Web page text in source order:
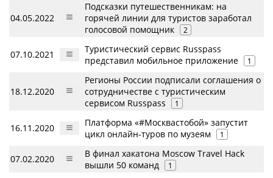
04.05.2022
Подсказки путешественникам: на
горячей линии для туристов заработал
голосовой помощник
2
07.10.2021
Туристический сервис Russpass
представил мобильное приложение
1
18.12.2020
Регионы России подписали соглашения о
сотрудничестве с туристическим
сервисом Russpass
1
16.11.2020
Платформа «#Москвастобой» запустит
цикл онлайн-туров по музеям
1
07.02.2020
В финал хакатона Moscow Travel Hack
вышли 50 команд
1